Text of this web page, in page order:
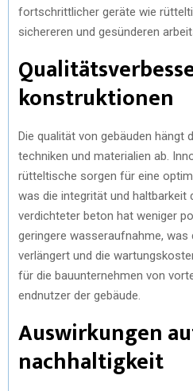
fortschrittlicher geräte wie
sichereren und gesünderen
konstruktionen
Die qualität von gebäuden hängt
techniken und materialien ab.
rütteltische sorgen für eine
was die integrität und haltbarkeit
verdichteter beton hat weniger
geringere wasseraufnahme,
verlängert und die
für die bauunternehmen von
endnutzer der gebäude.
Auswirkungen
nachhaltigkeit